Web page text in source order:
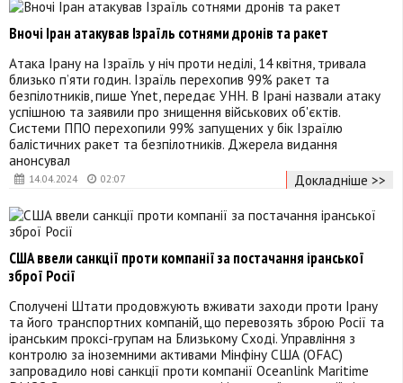
14.04.2024 02:07
Вночі Іран атакував Ізраїль сотнями дронів та ракет
Атака Ірану на Ізраїль у ніч проти неділі, 14 квітня, тривала
близько п’яти годин. Ізраїль перехопив 99% ракет та
безпілотників, пише Ynet, передає УНН. В Ірані назвали атаку
успішною та заявили про знищення військових об'єктів.
Системи ППО перехопили 99% запущених у бік Ізраїлю
балістичних ракет та безпілотників. Джерела видання
анонсувал
Докладніше >>
США ввели санкції проти компанії за постачання іранської
зброї Росії
Сполучені Штати продовжують вживати заходи проти Ірану
та його транспортних компаній, що перевозять зброю Росії та
іранським проксі-групам на Близькому Сході. Управління з
контролю за іноземними активами Мінфіну США (OFAC)
запровадило нові санкції проти компанії Oceanlink Maritime